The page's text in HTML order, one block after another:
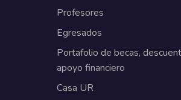
Profesores
Egresados
Portafolio de becas,
apoyo financiero
Casa UR